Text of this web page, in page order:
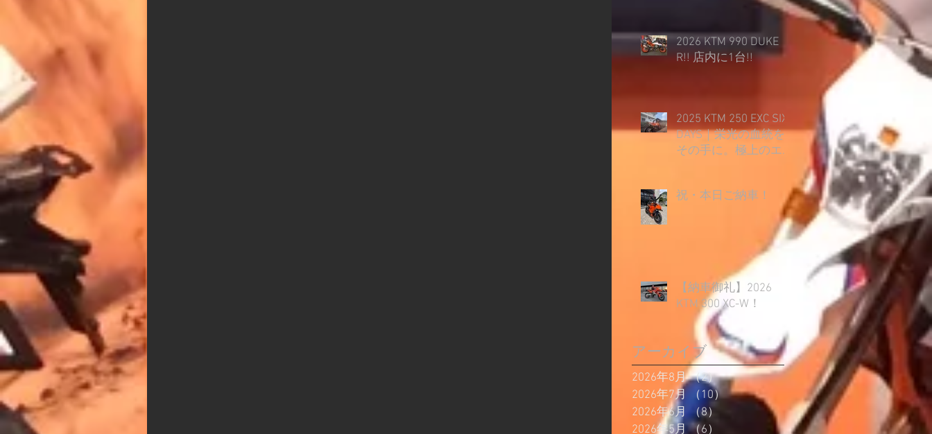
2026 KTM 990 DUKE
R!! 店内に1台!!
2025 KTM 250 EXC SIX
DAYS｜栄光の血統を
その手に。極上のエ
祝・本日ご納車！
【納車御礼】2026
KTM 300 XC-W！
アーカイブ
2026年8月 （2）2件の記事
2026年7月
（10）10件の記事
2026年6月 （8）
8件の記事
2026年5月 （6）